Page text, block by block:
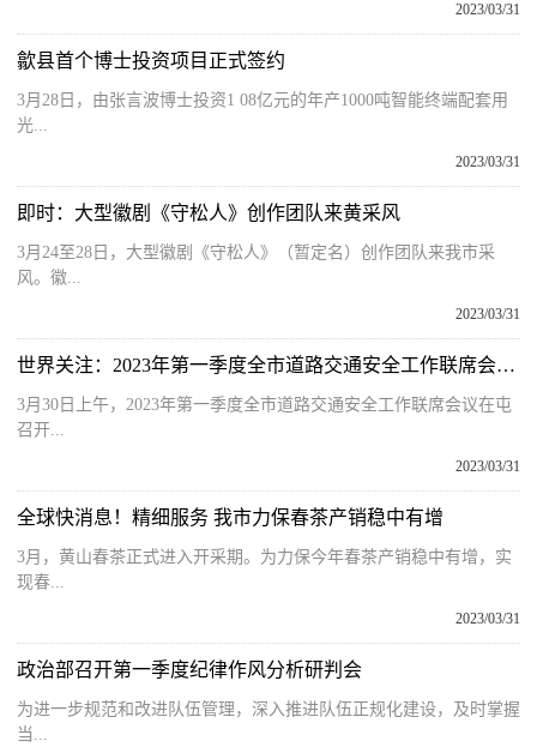
2023/03/31
歙县首个博士投资项目正式签约
3月28日，由张言波博士投资1 08亿元的年产1000吨智能终端配套用
光...
2023/03/31
即时：大型徽剧《守松人》创作团队来黄采风
3月24至28日，大型徽剧《守松人》（暂定名）创作团队来我市采
风。徽...
2023/03/31
世界关注：2023年第一季度全市道路交通安全工作联席会议在屯召开
3月30日上午，2023年第一季度全市道路交通安全工作联席会议在屯
召开...
2023/03/31
全球快消息！精细服务 我市力保春茶产销稳中有增
3月，黄山春茶正式进入开采期。为力保今年春茶产销稳中有增，实
现春...
2023/03/31
政治部召开第一季度纪律作风分析研判会
为进一步规范和改进队伍管理，深入推进队伍正规化建设，及时掌握
当...